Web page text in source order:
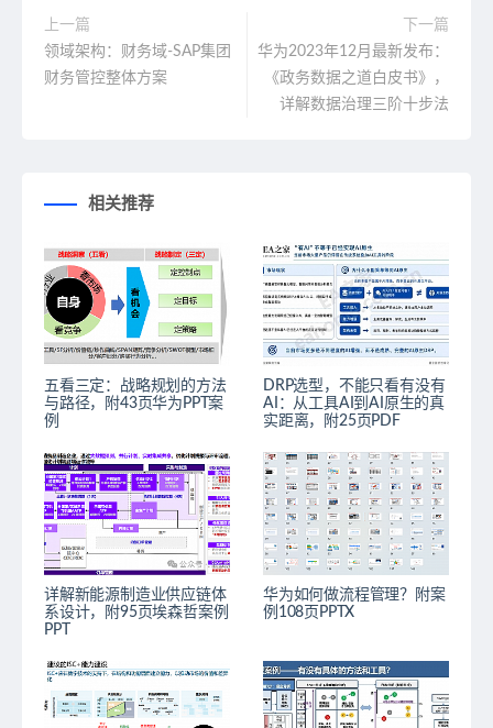
上一篇
领域架构：财务域-SAP集团
财务管控整体方案
下一篇
华为2023年12月最新发布：
《政务数据之道白皮书》，
详解数据治理三阶十步法
相关推荐
五看三定：战略规划的方法
与路径，附43页华为PPT案
例
DRP选型，不能只看有没有
AI：从工具AI到AI原生的真
实距离，附25页PDF
详解新能源制造业供应链体
系设计，附95页埃森哲案例
PPT
华为如何做流程管理？附案
例108页PPTX